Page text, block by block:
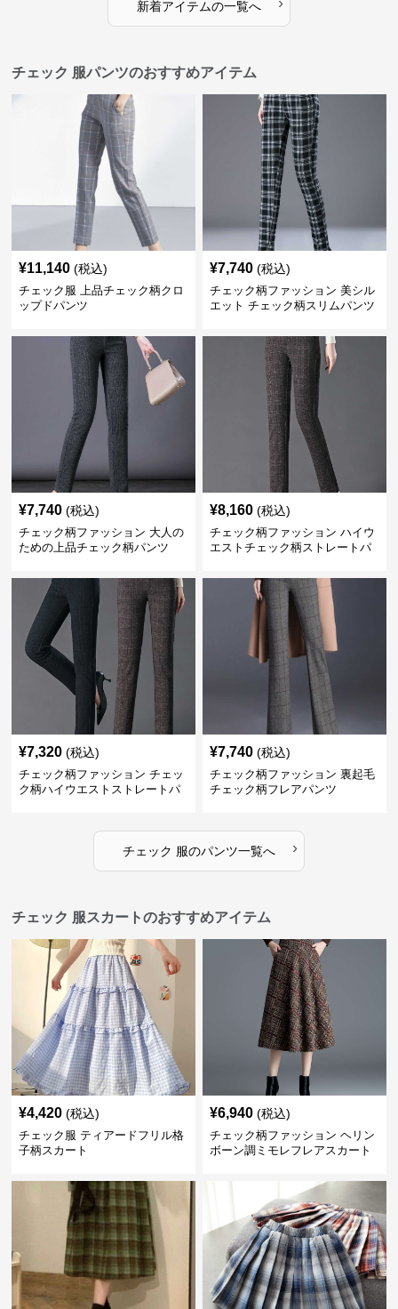
新着アイテムの一覧へ
チェック 服パンツのおすすめアイテム
¥11,140 (税込)
チェック服 上品チェック柄クロ
ップドパンツ
¥7,740 (税込)
チェック柄ファッション 美シル
エット チェック柄スリムパンツ
¥7,740 (税込)
チェック柄ファッション 大人の
ための上品チェック柄パンツ
¥8,160 (税込)
チェック柄ファッション ハイウ
エストチェック柄ストレートパ
¥7,320 (税込)
チェック柄ファッション チェッ
ク柄ハイウエストストレートパ
¥7,740 (税込)
チェック柄ファッション 裏起毛
チェック柄フレアパンツ
チェック 服のパンツ一覧へ ›
チェック 服スカートのおすすめアイテム
¥4,420 (税込)
チェック服 ティアードフリル格
子柄スカート
¥6,940 (税込)
チェック柄ファッション ヘリン
ボーン調ミモレフレアスカート